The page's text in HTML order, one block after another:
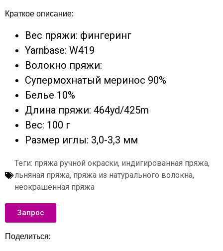
Краткое описание:
Вес пряжи: фингеринг
Yarnbase: W419
Волокно пряжи:
Супермохнатый меринос 90%
Белье 10%
Длина пряжи: 464yd/425m
Вес: 100 г
Размер иглы: 3,0-3,3 мм
Теги: пряжа ручной окраски, индигированная пряжа,
льняная пряжа, пряжа из натурального волокна,
неокрашенная пряжа
Запрос
Поделиться: